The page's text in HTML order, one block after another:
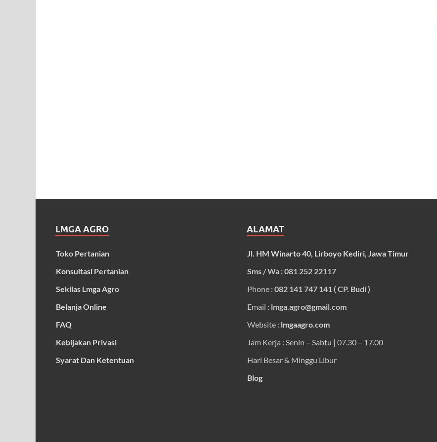
LMGA AGRO
Toko Pertanian
Konsultasi Pertanian
Sekilas Lmga Agro
Belanja Online
FAQ
Kebijakan Privasi
Syarat Dan Ketentuan
ALAMAT
Jl. HM Winarto 40, Lirboyo Kediri, Jawa Timur
Sms / Wa : 081 252 22117
Phone : 082 141 747 141 ( CP. Budi )
Email : lmga.agro@gmail.com
Website : lmgaagro.com
Jam Kerja : Senin – Sabtu | 07.30 – 17.00
Hari Besar & Minggu Libur
Blog